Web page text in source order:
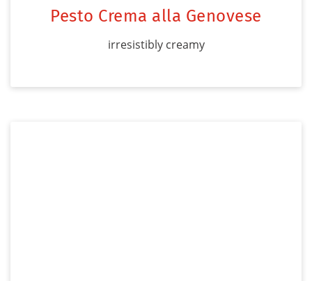
Pesto Crema alla Genovese
irresistibly creamy